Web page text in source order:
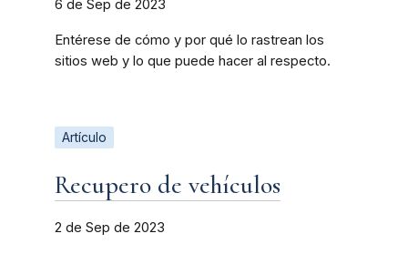
6 de Sep de 2023
Entérese de cómo y por qué lo rastrean los
sitios web y lo que puede hacer al respecto.
Artículo
Recupero de vehículos
2 de Sep de 2023